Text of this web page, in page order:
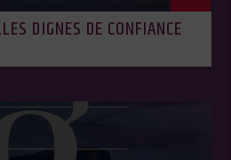
DIGNES DE CONFIANCE